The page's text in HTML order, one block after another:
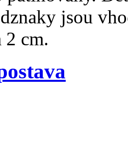
jsou
2 cm.